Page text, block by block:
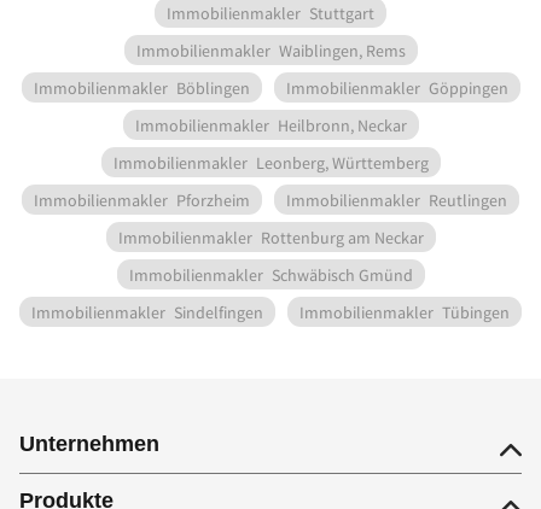
Immobilienmakler Stuttgart
Immobilienmakler Waiblingen, Rems
Immobilienmakler Böblingen Immobilienmakler Göppingen
Immobilienmakler Heilbronn, Neckar
Immobilienmakler Leonberg, Württemberg
Immobilienmakler Pforzheim Immobilienmakler Reutlingen
Immobilienmakler Rottenburg am Neckar
Immobilienmakler Schwäbisch Gmünd
Immobilienmakler Sindelfingen Immobilienmakler Tübingen
Unternehmen
Produkte